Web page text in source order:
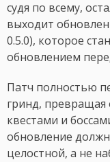
судя по всему,
выходит
0.5.0), которое
обновлением
Патч полностью
гринд, превращая
квестами и
обновление
целостной, а не